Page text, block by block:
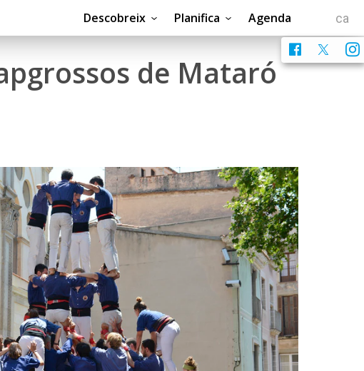
Descobreix Planifica Agenda
de Mataró